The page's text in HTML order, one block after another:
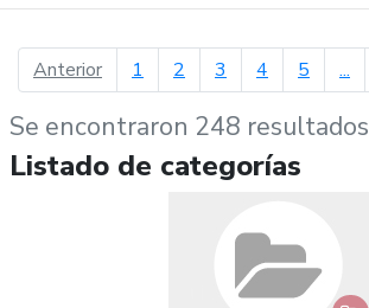
Anteriorpágina anterior
1 2 3 4 5 ...
Se encontraron 248 resultados
Listado de categorías